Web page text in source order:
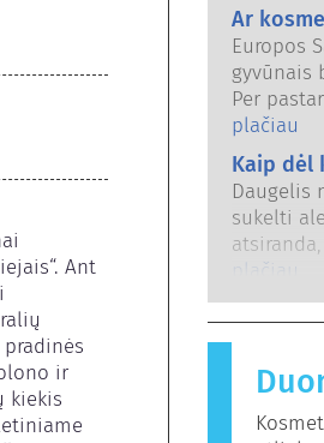
Ant
ir
kiekis
mūsų
kažkas
kad tai
Buvo
įskaitant
tačiau labai mažai (o
stiprūs
sistemos
ekspertai
atlikti,
galimus
Ar
Europos
gyvūnais
Per
tyrimus
įvertinti
saugumą.
plačiau
Kaip dėl
Daugelis
sukelti
reaguoja
alergenu.
kuriems
plačiau